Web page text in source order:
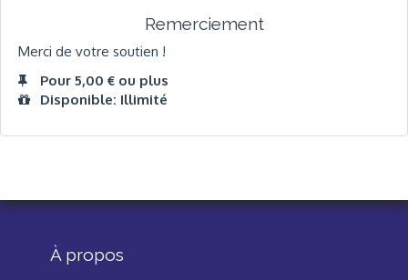
Remerciement
Merci de votre soutien !
Pour 5,00 € ou plus
Disponible: Illimité
À propos